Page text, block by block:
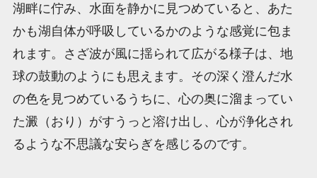
湖畔に佇み、水面を静かに見つめていると、あた
かも湖自体が呼吸しているかのような感覚に包ま
れます。さざ波が風に揺られて広がる様子は、地
球の鼓動のようにも思えます。その深く澄んだ水
の色を見つめているうちに、心の奥に溜まってい
た澱（おり）がすうっと溶け出し、心が浄化され
るような不思議な安らぎを感じるのです。